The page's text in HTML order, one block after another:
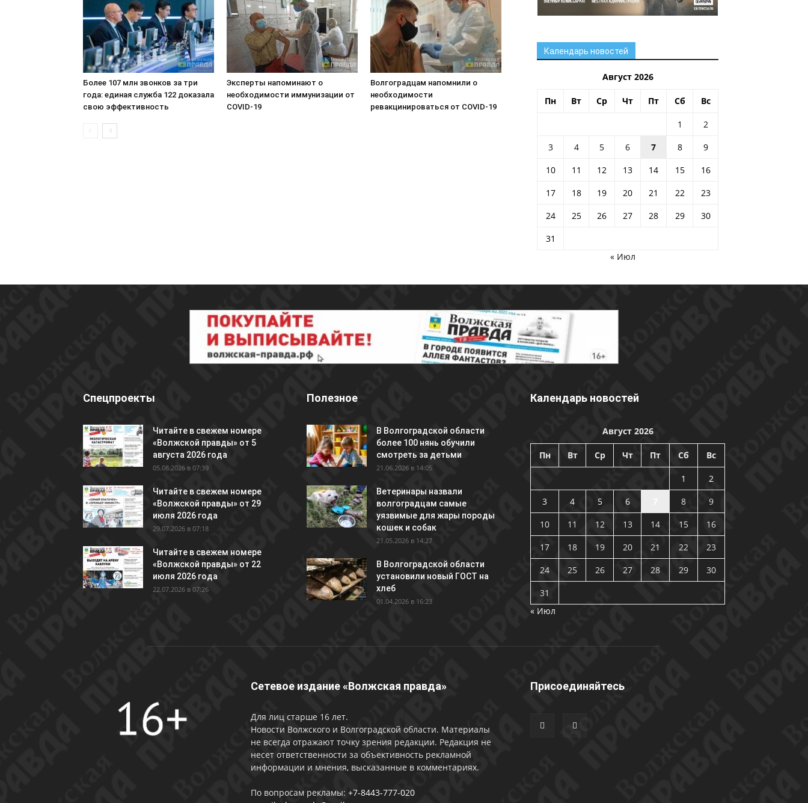
Более 107 млн звонков за три
года: единая служба 122 доказала
свою эффективность
Эксперты напоминают о
необходимости иммунизации от
COVID-19
Волгоградцам напомнили о
необходимости
ревакцинироваться от COVID-19
Календарь новостей
Август 2026
Пн Вт Ср Чт Пт Сб Вс
1
2
3
4 5 6 7 8
9
10
11 12 13 14 15
16
17
18 19 20 21 22
23
24
25 26 27 28 29
30
31
« Июл
Спецпроекты
Читайте в свежем номере
«Волжской правды» от 5
августа 2026 года
05.08.2026 в 07:39
Читайте в свежем номере
«Волжской правды» от 29
июля 2026 года
29.07.2026 в 07:18
Читайте в свежем номере
«Волжской правды» от 22
июля 2026 года
22.07.2026 в 07:26
Полезное
В Волгоградской области
более 100 нянь обучили
смотреть за детьми
21.06.2026 в 14:05
Ветеринары назвали
волгоградцам самые
уязвимые для жары породы
кошек и собак
21.05.2026 в 14:27
В Волгоградской области
установили новый ГОСТ на
хлеб
01.04.2026 в 16:23
Календарь новостей
Август 2026
Пн Вт Ср Чт Пт Сб Вс
1
2
3
4 5 6 8
9
10
11 12 13 14 15
16
17
18 19 20 21 22
23
24
25 26 27 28 29
30
31
« Июл
Сетевое издание «Волжская правда»
Для лиц старше 16 лет.
Новости Волжского и Волгоградской области. Материалы
не всегда отражают точку зрения редакции. Редакция не
несет ответственности за объективность рекламной
информации и мнения, высказанные в комментариях.
По вопросам рекламы: +7-8443-777-020
Присоединяйтесь